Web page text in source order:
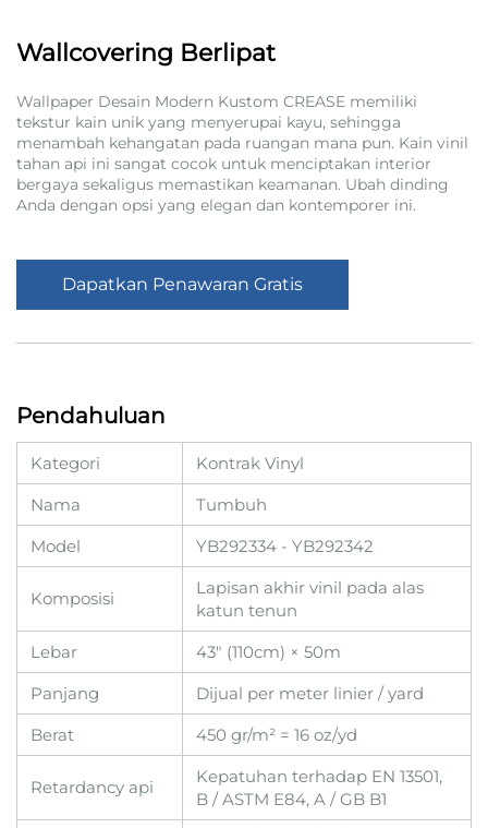
Wallcovering Berlipat
Wallpaper Desain Modern Kustom CREASE memiliki
tekstur kain unik yang menyerupai kayu, sehingga
menambah kehangatan pada ruangan mana pun. Kain vinil
tahan api ini sangat cocok untuk menciptakan interior
bergaya sekaligus memastikan keamanan. Ubah dinding
Anda dengan opsi yang elegan dan kontemporer ini.
Dapatkan Penawaran Gratis
Pendahuluan
Kategori
Kontrak Vinyl
Nama
Tumbuh
Model
YB292334 - YB292342
Komposisi
Lapisan akhir vinil pada alas
katun tenun
Lebar
43" (110cm) × 50m
Panjang
Dijual per meter linier / yard
Berat
450 gr/m² = 16 oz/yd
Retardancy api
Kepatuhan terhadap EN 13501,
B / ASTM E84, A / GB B1